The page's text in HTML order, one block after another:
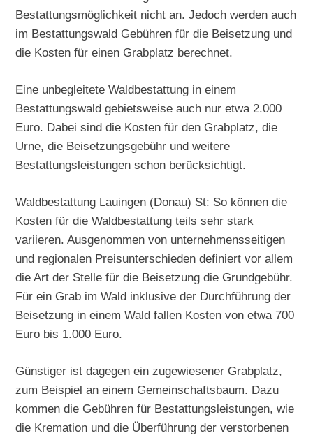
Bestattungsmöglichkeit nicht an. Jedoch werden auch
im Bestattungswald Gebühren für die Beisetzung und
die Kosten für einen Grabplatz berechnet.
Eine unbegleitete Waldbestattung in einem
Bestattungswald gebietsweise auch nur etwa 2.000
Euro. Dabei sind die Kosten für den Grabplatz, die
Urne, die Beisetzungsgebühr und weitere
Bestattungsleistungen schon berücksichtigt.
Waldbestattung Lauingen (Donau) St: So können die
Kosten für die Waldbestattung teils sehr stark
variieren. Ausgenommen von unternehmensseitigen
und regionalen Preisunterschieden definiert vor allem
die Art der Stelle für die Beisetzung die Grundgebühr.
Für ein Grab im Wald inklusive der Durchführung der
Beisetzung in einem Wald fallen Kosten von etwa 700
Euro bis 1.000 Euro.
Günstiger ist dagegen ein zugewiesener Grabplatz,
zum Beispiel an einem Gemeinschaftsbaum. Dazu
kommen die Gebühren für Bestattungsleistungen, wie
die Kremation und die Überführung der verstorbenen